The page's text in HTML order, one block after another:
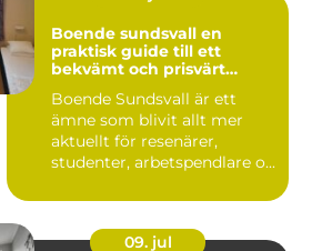
Boende sundsvall en
praktisk guide till ett
bekvämt och prisvärt
Boende Sundsvall är ett
ämne som blivit allt mer
aktuellt för resenärer,
studenter, arbetspendlare o...
09. jul